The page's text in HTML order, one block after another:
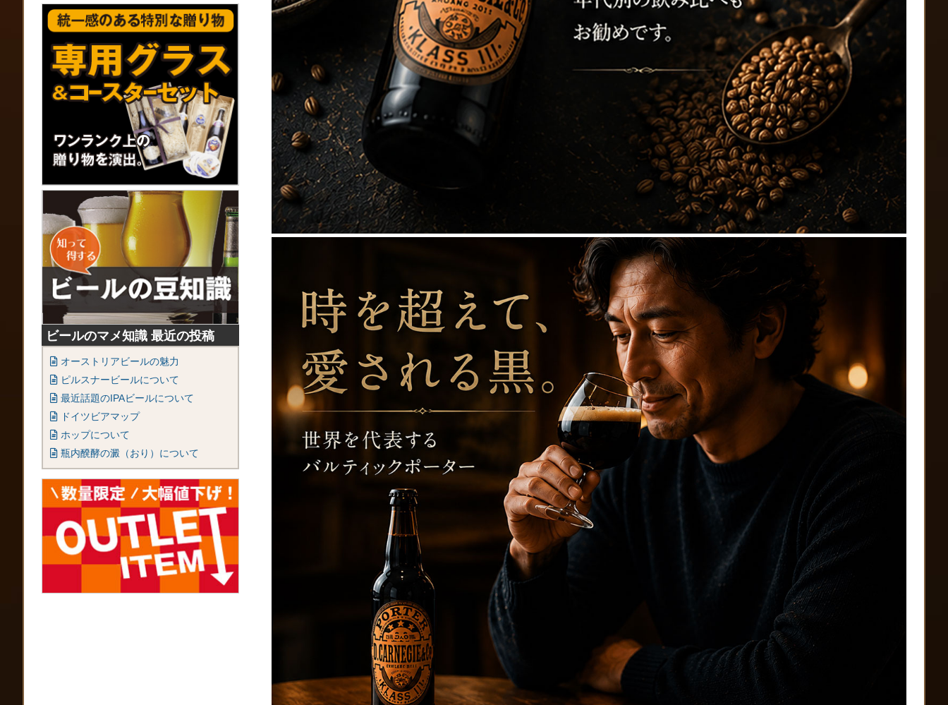
ビールのマメ知識 最近の投稿
オーストリアビールの魅力
ピルスナービールについて
最近話題のIPAビールについて
ドイツビアマップ
ホップについて
瓶内醗酵の澱（おり）について